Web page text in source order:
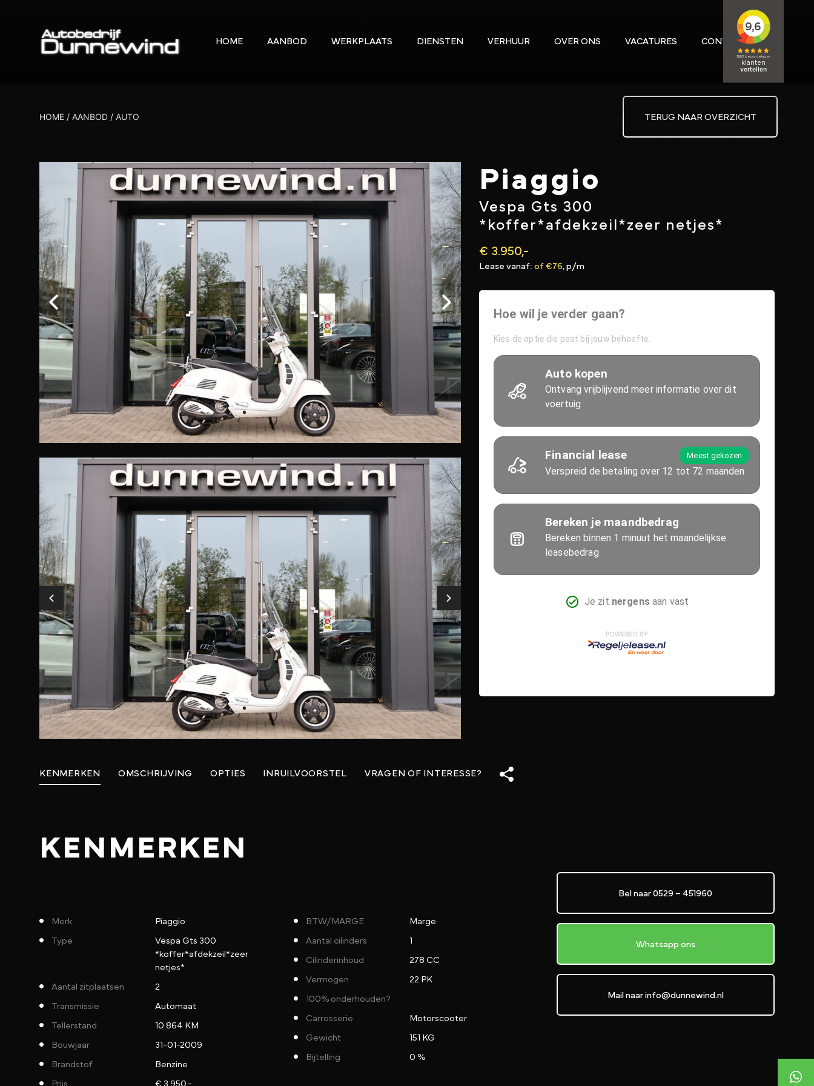
HOME AANBOD WERKPLAATS DIENSTEN VERHUUR OVER ONS VACATURES CONTACT
HOME / AANBOD / AUTO TERUG NAAR OVERZICHT
Piaggio
Vespa Gts 300
*koffer*afdekzeil*zeer netjes*
€ 3.950,-
Lease vanaf: of €76,p/m
KENMERKEN OMSCHRIJVING OPTIES INRUILVOORSTEL VRAGEN OF INTERESSE?
KENMERKEN
Merk Piaggio
Type
Vespa Gts 300
*koffer*afdekzeil*zeer
netjes*
Aantal zitplaatsen 2
Transmissie Automaat
Tellerstand 10.864 KM
Bouwjaar 31-01-2009
Brandstof Benzine
Prijs € 3.950,-
BTW/MARGE Marge
Aantal cilinders 1
Cilinderinhoud 278 CC
Vermogen 22 PK
100% onderhouden?
Carrosserie Motorscooter
Gewicht 151 KG
Bijtelling 0 %
Bel naar 0529 – 451960
Whatsapp ons
Mail naar info@dunnewind.nl